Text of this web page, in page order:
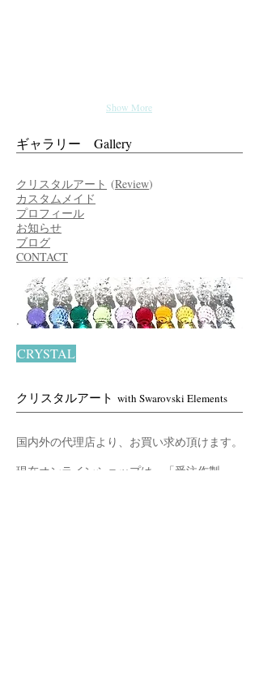
Show More
ギャラリー Gallery
クリスタルアート (Review)
カスタムメイド
プロフィール
お知らせ
ブログ
CONTACT
CRYSTAL
クリスタルアート with Swarovski Elements
国内外の代理店より、お買い求め頂けます。
現在オンラインショップは、「受注作製」